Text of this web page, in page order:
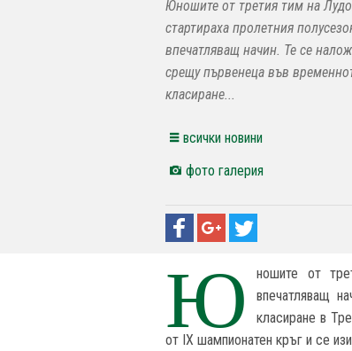
Юношите от третия тим на
стартираха пролетния
впечатляващ начин. Те се
срещу първенеца във
класиране...
всички новини
фото галерия
Ю
ношите от
впечатляващ
класиране в
от IX шампионатен кръг и се